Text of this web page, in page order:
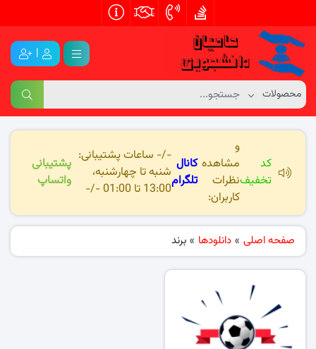
|
کد
تخفیف
و
مشاهده
نظرات
کاربران:
کانال
تلگرام
-/- ساعات پشتیبانی:
شنبه تا چهارشنبه،
13:00 تا 01:00 -/-
پشتیبانی
واتساپ
صفحه اصلی » دانلودها » برند